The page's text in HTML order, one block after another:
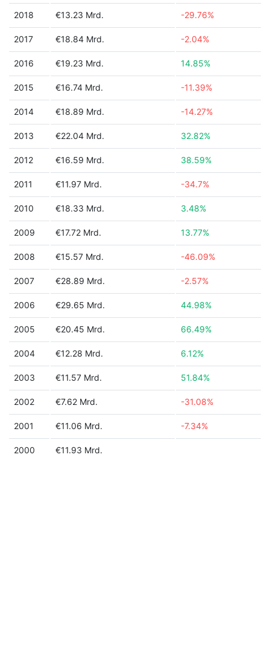
2018 €13.23 Mrd. -29.76%
2017 €18.84 Mrd. -2.04%
2016 €19.23 Mrd. 14.85%
2015 €16.74 Mrd. -11.39%
2014 €18.89 Mrd. -14.27%
2013 €22.04 Mrd. 32.82%
2012 €16.59 Mrd. 38.59%
2011 €11.97 Mrd. -34.7%
2010 €18.33 Mrd. 3.48%
2009 €17.72 Mrd. 13.77%
2008 €15.57 Mrd. -46.09%
2007 €28.89 Mrd. -2.57%
2006 €29.65 Mrd. 44.98%
2005 €20.45 Mrd. 66.49%
2004 €12.28 Mrd. 6.12%
2003 €11.57 Mrd. 51.84%
2002 €7.62 Mrd. -31.08%
2001 €11.06 Mrd. -7.34%
2000 €11.93 Mrd.